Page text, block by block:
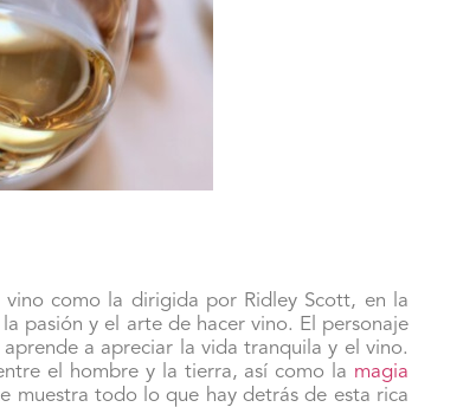
vino como la dirigida por Ridley Scott, en la
pasión y el arte de hacer vino. El personaje
a apreciar la vida tranquila y el vino.
el hombre y la tierra, así como la magia
muestra todo lo que hay detrás de esta rica